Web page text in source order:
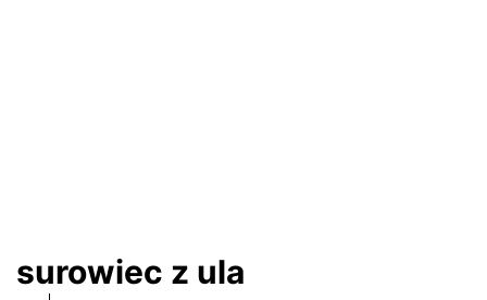
surowiec z ula